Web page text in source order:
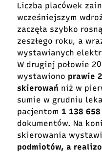
Liczba placówek
wcześniejszym
zaczęła szybko
zeszłego roku, a
wystawianych
W drugiej połowie
wystawiono prawie
skierowań niż w
sumie w grudniu
pacjentom 1 138 658
dokumentów. Na
skierowania
podmiotów, a